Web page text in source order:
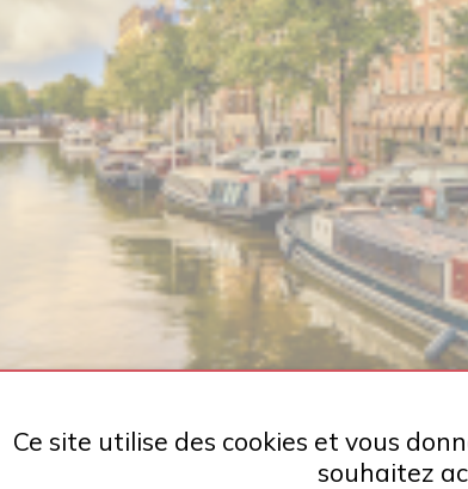
Ce site utilise des cookies et vous
souhaitez